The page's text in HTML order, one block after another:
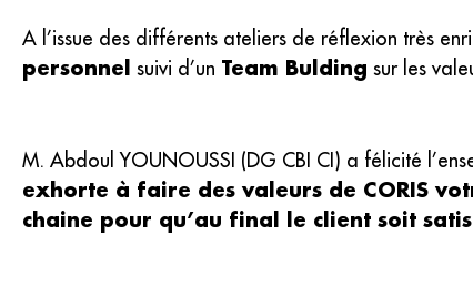
A l’issue des différents ateliers de réflexion très
personnel suivi d’un Team Bulding sur les
M. Abdoul YOUNOUSSI (DG CBI CI) a félicité
exhorte à faire des valeurs de CORIS
chaine pour qu’au final le client soit